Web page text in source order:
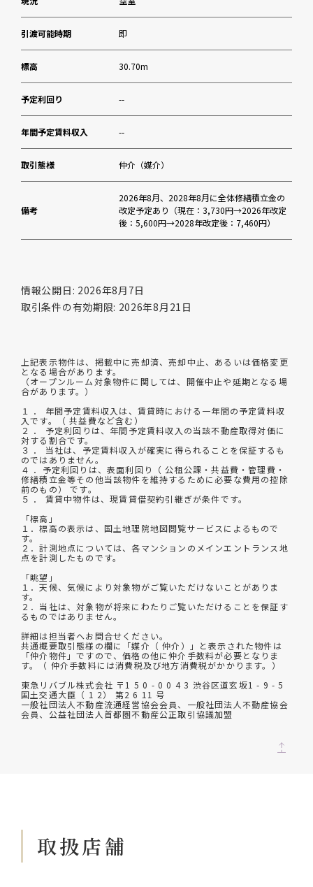
引渡可能時期 即
標高 30.70m
予定利回り --
年間予定賃料収入 --
取引態様 仲介（媒介）
備考
2026年8月、2028年8月に全体修繕積立金の
改定予定あり（現在：3,730円→2026年改定
後：5,600円→2028年改定後：7,460円）
情報公開日: 2026年8月7日
取引条件の有効期限: 2026年8月21日
上記表示物件は、掲載中に売却済、売却中止、あるいは価格変更
となる場合があります。
（オープンルーム対象物件に関しては、開催中止や延期となる場
合があります。）
１ ． 年間予定賃料収入は、賃貸時における一年間の予定賃料収
入です。（ 共益費など含む）
２ ． 予定利回りは、年間予定賃料収入の当該不動産取得対価に
対する割合です。
３ ． 当社は、予定賃料収入が確実に得られることを保証するも
のではありません。
４ ．予定利回りは、表面利回り（ 公租公課・共益費・管理費・
修繕積立金等その他当該物件を維持するために必要な費用の控除
前のもの） です。
５ ． 賃貸中物件は、現賃貸借契約引継ぎが条件です。
「標高」
１．標高の表示は、国土地理院地図閲覧サービスによるもので
す。
２．計測地点については、各マンションのメインエントランス地
点を計測したものです。
「眺望」
１．天候、気候により対象物がご覧いただけないことがありま
す。
２．当社は、対象物が将来にわたりご覧いただけることを保証す
るものではありません。
詳細は担当者へお問合せください。
共通概要取引態様の欄に「媒介（ 仲介）」と表示された物件は
「仲介物件」ですので、価格の他に仲介手数料が必要となりま
す。（ 仲介手数料には消費税及び地方消費税がかかります。）
東急リバブル株式会社 〒1 5 0 - 0 0 4 3 渋谷区道玄坂1 - 9 - 5
国土交通大臣（ 1 2） 第2 6 11 号
一般社団法人不動産流通経営協会会員、一般社団法人不動産協会
会員、公益社団法人首都圏不動産公正取引協議加盟
取扱店舗